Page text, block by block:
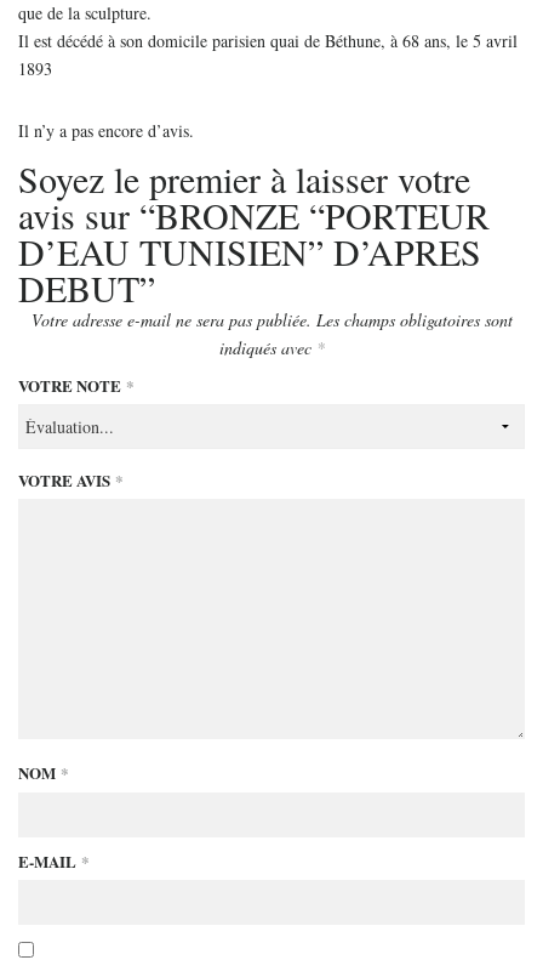
que de la sculpture.
Il est décédé à son domicile parisien quai de Béthune, à 68 ans, le 5 avril
1893
Il n’y a pas encore d’avis.
Soyez le premier à laisser votre
avis sur “BRONZE “PORTEUR
D’EAU TUNISIEN” D’APRES
DEBUT”
Votre adresse e-mail ne sera pas publiée. Les champs obligatoires sont
indiqués avec *
VOTRE NOTE *
VOTRE AVIS *
NOM *
E-MAIL *